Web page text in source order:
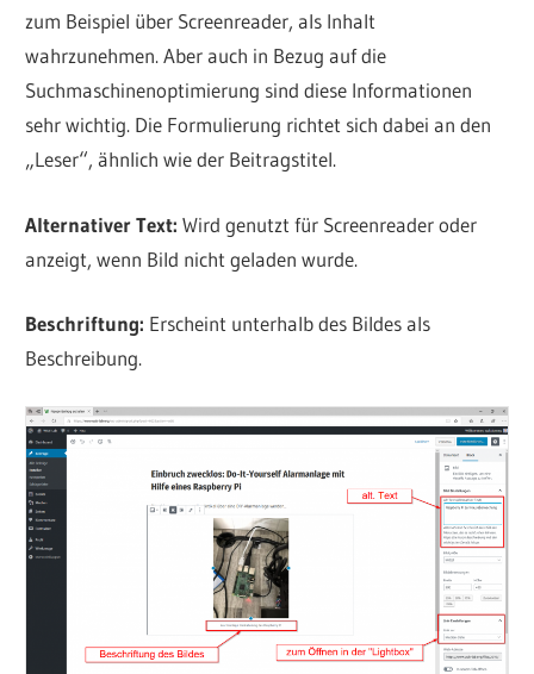
zum Beispiel über Screenreader, als Inhalt
wahrzunehmen. Aber auch in Bezug auf die
Suchmaschinenoptimierung sind diese Informationen
sehr wichtig. Die Formulierung richtet sich dabei an den
„Leser“, ähnlich wie der Beitragstitel.
Alternativer Text: Wird genutzt für Screenreader oder
anzeigt, wenn Bild nicht geladen wurde.
Beschriftung: Erscheint unterhalb des Bildes als
Beschreibung.